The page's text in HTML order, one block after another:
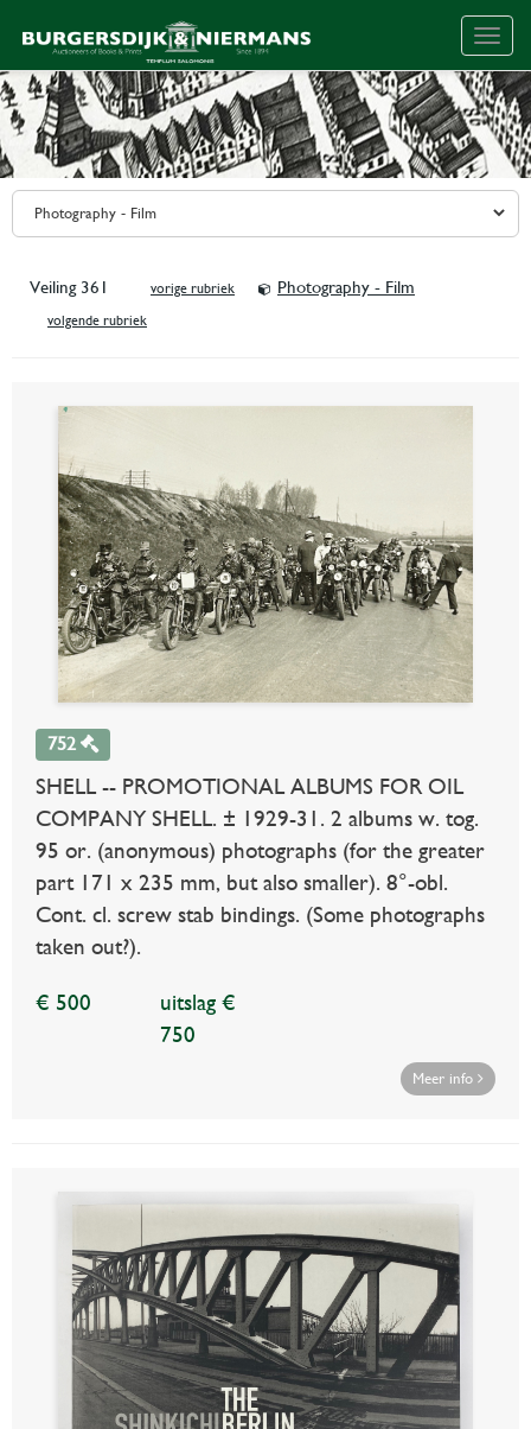
Veiling 361 vorige rubriek Photography - Film
volgende rubriek
752
SHELL -- PROMOTIONAL ALBUMS FOR OIL
COMPANY SHELL. ± 1929-31. 2 albums w. tog.
95 or. (anonymous) photographs (for the greater
part 171 x 235 mm, but also smaller). 8°-obl.
Cont. cl. screw stab bindings. (Some photographs
taken out?).
€ 500
uitslag €
750
Meer info